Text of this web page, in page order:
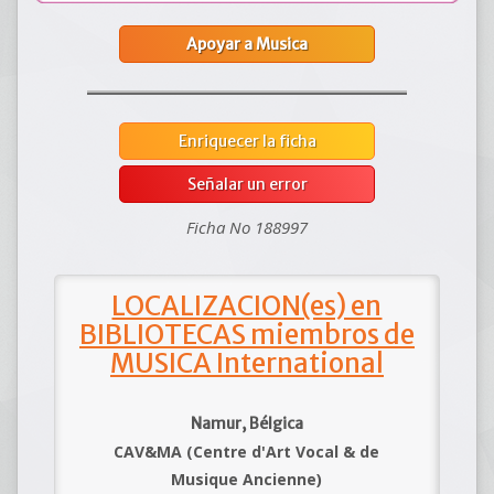
Apoyar a Musica
Enriquecer la ficha
Señalar un error
Ficha No 188997
LOCALIZACION(es) en
BIBLIOTECAS miembros de
MUSICA International
Namur, Bélgica
CAV&MA (Centre d'Art Vocal & de
Musique Ancienne)